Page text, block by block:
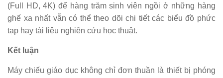
(Full HD, 4K) để hàng trăm sinh viên ngồi ở những hàng
ghế xa nhất vẫn có thể theo dõi chi tiết các biểu đồ phức
tạp hay tài liệu nghiên cứu học thuật.
Kết luận
Máy chiếu giáo dục không chỉ đơn thuần là thiết bị phóng